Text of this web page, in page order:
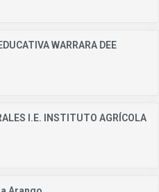
WARRARA DEE
I.E. INSTITUTO AGRÍCOLA